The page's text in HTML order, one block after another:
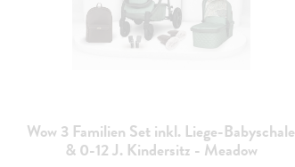
Wow 3 Familien Set inkl. Liege-Babyschale
& 0-12 J. Kindersitz - Meadow